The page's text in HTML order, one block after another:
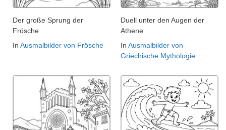
Der große Sprung der
Frösche
In Ausmalbilder von Frösche
Duell unter den Augen der
Athene
In Ausmalbilder von
Griechische Mythologie